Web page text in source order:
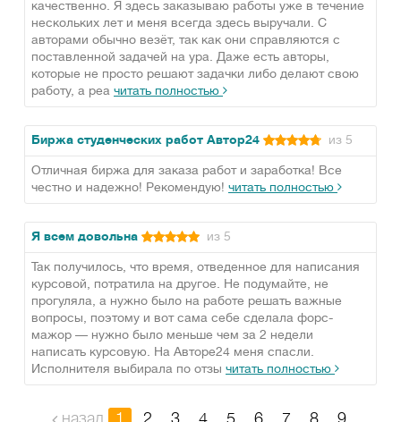
качественно. Я здесь заказываю работы уже в течение
нескольких лет и меня всегда здесь выручали. С
авторами обычно везёт, так как они справляются с
поставленной задачей на ура. Даже есть авторы,
которые не просто решают задачки либо делают свою
работу, а реа читать полностью
Биржа студенческих работ Автор24 из 5
Отличная биржа для заказа работ и заработка! Все
честно и надежно! Рекомендую! читать полностью
Я всем довольна из 5
Так получилось, что время, отведенное для написания
курсовой, потратила на другое. Не подумайте, не
прогуляла, а нужно было на работе решать важные
вопросы, поэтому и вот сама себе сделала форс-
мажор — нужно было меньше чем за 2 недели
написать курсовую. На Авторе24 меня спасли.
Исполнителя выбирала по отзы читать полностью